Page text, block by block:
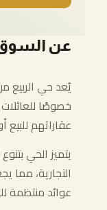
عن السوق
يُعد حي الربيع
خصوصًا
عقاراتهم للبيع
يتميز الحي
التجارية، مما
عوائد منتظمة